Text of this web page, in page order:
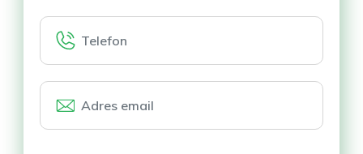
obojga partnerów
Wynik w 7 dni roboczych